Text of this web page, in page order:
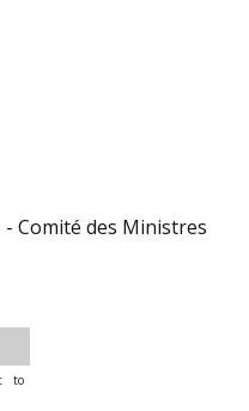
Comité des Ministres
to